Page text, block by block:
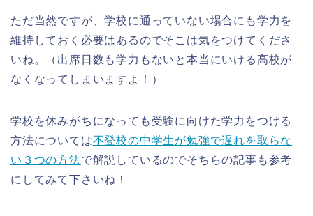
ただ当然ですが、学校に通っていない場合にも学力を
維持しておく必要はあるのでそこは気をつけてくださ
いね。（出席日数も学力もないと本当にいける高校が
なくなってしまいますよ！）
学校を休みがちになっても受験に向けた学力をつける
方法については不登校の中学生が勉強で遅れを取らな
い３つの方法で解説しているのでそちらの記事も参考
にしてみて下さいね！